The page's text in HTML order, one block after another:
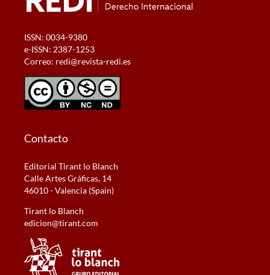
ISSN: 0034-9380
e-ISSN: 2387-1253
Correo: redi@revista-redi.es
Contacto
Editorial Tirant lo Blanch
Calle Artes Gráficas, 14
46010 - Valencia (Spain)
Tirant lo Blanch
edicion@tirant.com